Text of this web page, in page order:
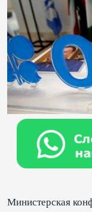
Министерская